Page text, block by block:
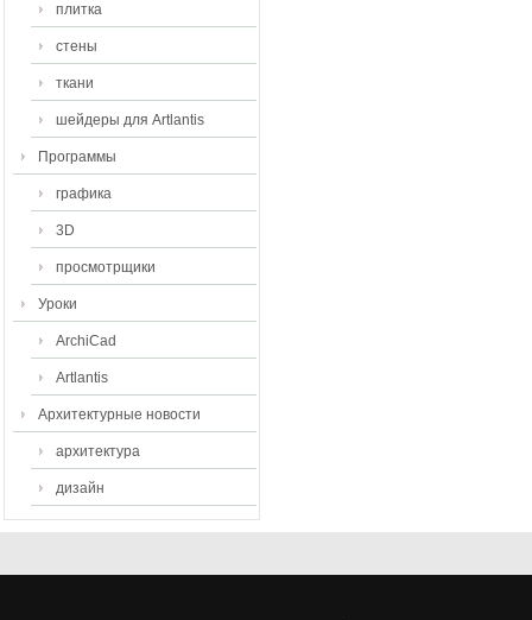
плитка
стены
ткани
шейдеры для Artlantis
Программы
графика
3D
просмотрщики
Уроки
ArchiCad
Artlantis
Архитектурные новости
архитектура
дизайн